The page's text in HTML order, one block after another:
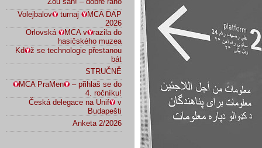
Volejbalov
turnaj
MCA DAP
2026
Orlovská
MCA v
razila do
hasičského muzea
Kd
ž se technologie přestanou
bát
STRUČNĚ
MCA PraMen
– přihlaš se do
4. ročníku!
Česká delegace na Unif
v
Budapešti
Anketa 2/2026